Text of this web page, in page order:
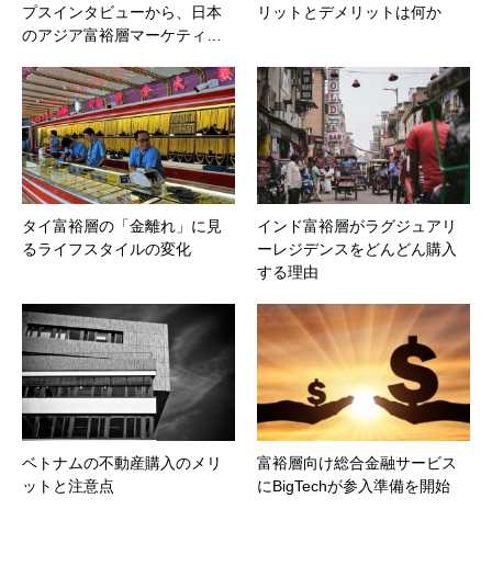
プスインタビューから、日本
のアジア富裕層マーケティ…
リットとデメリットは何か
タイ富裕層の「金離れ」に見
るライフスタイルの変化
インド富裕層がラグジュアリ
ーレジデンスをどんどん購入
する理由
ベトナムの不動産購入のメリ
ットと注意点
富裕層向け総合金融サービス
にBigTechが参入準備を開始